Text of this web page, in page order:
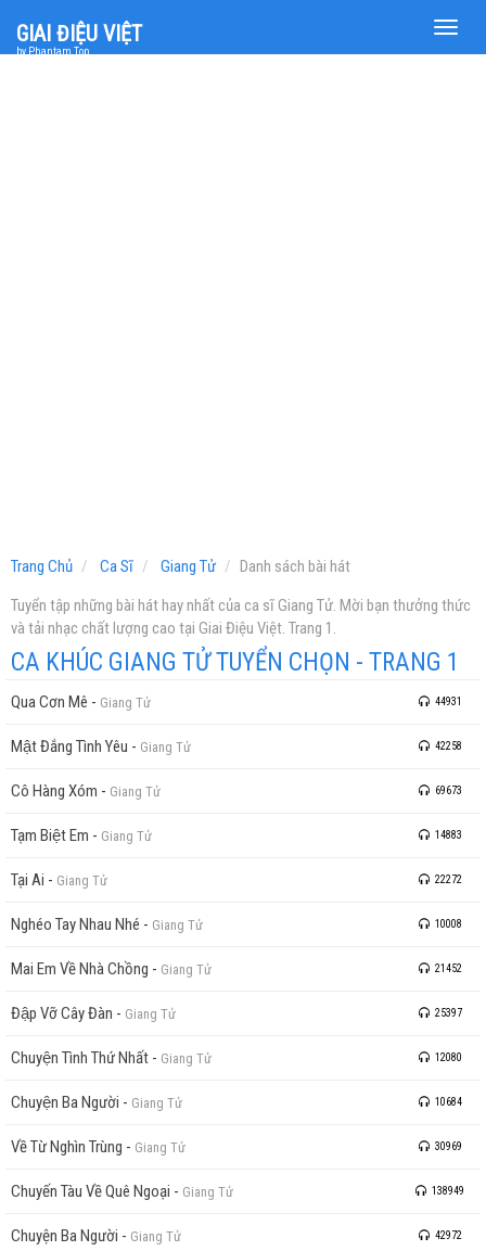
Toggle
GIAI ĐIỆU VIỆT
by Phantam Top
Trang Chủ Ca Sĩ Giang Tử
Danh sách bài hát
Tuyển tập những bài hát hay nhất của ca sĩ Giang Tử. Mời bạn thưởng thức
và tải nhạc chất lượng cao tại Giai Điệu Việt. Trang 1.
CA KHÚC GIANG TỬ TUYỂN CHỌN - TRANG 1
Qua Cơn Mê - Giang Tử 44931
Mật Đắng Tình Yêu - Giang Tử 42258
Cô Hàng Xóm - Giang Tử 69673
Tạm Biệt Em - Giang Tử 14883
Tại Ai - Giang Tử 22272
Nghéo Tay Nhau Nhé - Giang Tử 10008
Mai Em Về Nhà Chồng - Giang Tử 21452
Đập Vỡ Cây Đàn - Giang Tử 25397
Chuyện Tình Thứ Nhất - Giang Tử 12080
Chuyện Ba Người - Giang Tử 10684
Về Từ Nghìn Trùng - Giang Tử 30969
Chuyến Tàu Về Quê Ngoại - Giang Tử 138949
Chuyện Ba Người - Giang Tử 42972